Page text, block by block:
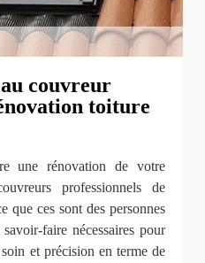
couvreur
toiture
une rénovation de votre
professionnels de
que ces sont des personnes
faire nécessaires pour
et précision en terme de